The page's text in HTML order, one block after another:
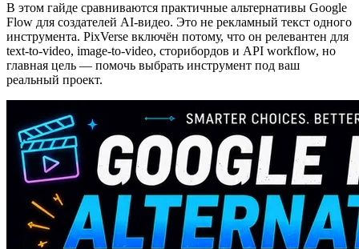
В этом гайде сравниваются практичные альтернативы Google
Flow для создателей AI-видео. Это не рекламный текст одного
инструмента. PixVerse включён потому, что он релевантен для
text-to-video, image-to-video, сторибордов и API workflow, но
главная цель — помочь выбрать инструмент под ваш
реальный проект.